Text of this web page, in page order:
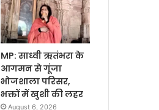
MP: साध्वी ऋतंभरा के
आगमन से गूंजा
भोजशाला परिसर,
भक्तों में खुशी की लहर
August 6, 2026